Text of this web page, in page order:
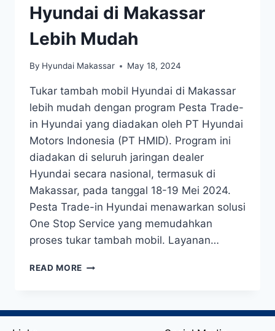
Hyundai di Makassar
Lebih Mudah
By Hyundai Makassar May 18, 2024
Tukar tambah mobil Hyundai di Makassar
lebih mudah dengan program Pesta Trade-
in Hyundai yang diadakan oleh PT Hyundai
Motors Indonesia (PT HMID). Program ini
diadakan di seluruh jaringan dealer
Hyundai secara nasional, termasuk di
Makassar, pada tanggal 18-19 Mei 2024.
Pesta Trade-in Hyundai menawarkan solusi
One Stop Service yang memudahkan
proses tukar tambah mobil. Layanan…
READ MORE